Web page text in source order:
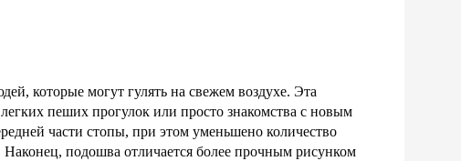
которые могут гулять на свежем воздухе. Эта
пеших прогулок или просто знакомства с новым
части стопы, при этом уменьшено количество
подошва отличается более прочным рисунком